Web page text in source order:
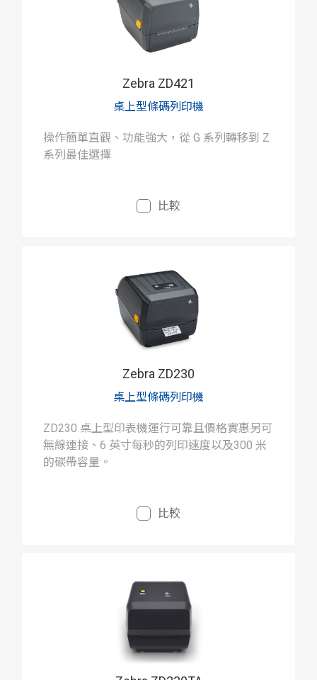
Zebra ZD421
桌上型條碼列印機
操作簡單直觀、功能強大，從 G 系列轉移到 Z
系列最佳選擇
比較
Zebra ZD230
桌上型條碼列印機
ZD230 桌上型印表機運行可靠且價格實惠另可
無線連接、6 英寸每秒的列印速度以及300 米
的碳帶容量。
比較